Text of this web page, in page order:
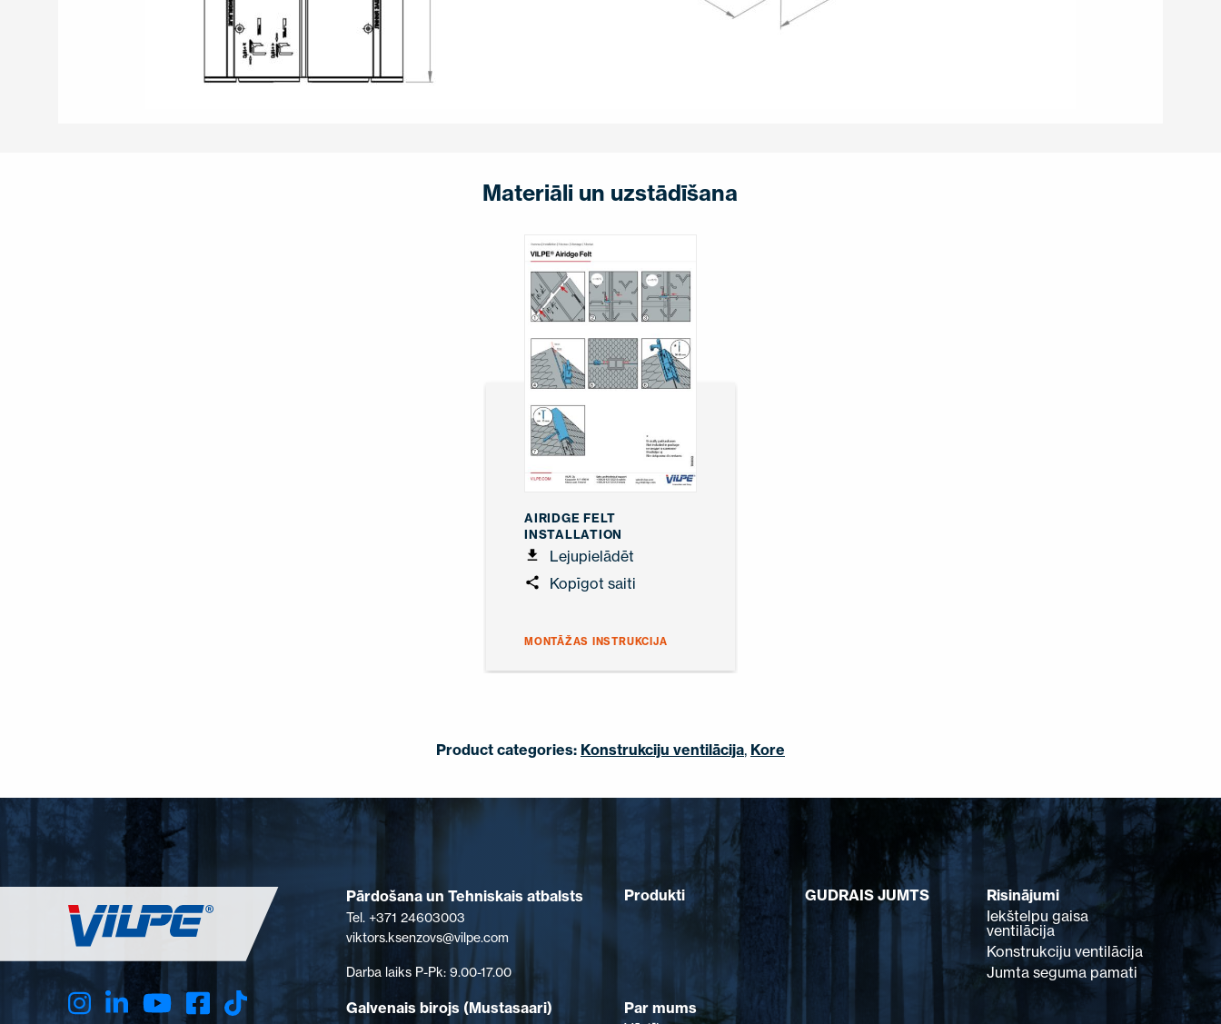
Materiāli un uzstādīšana
AIRIDGE FELT
INSTALLATION
Lejupielādēt
Kopīgot saiti
MONTĀŽAS INSTRUKCIJA
Product categories: Konstrukciju ventilācija, Kore
Pārdošana un Tehniskais atbalsts
Tel. +371 24603003
viktors.ksenzovs@vilpe.com
Darba laiks P-Pk: 9.00-17.00
Galvenais birojs (Mustasaari)
Produkti GUDRAIS JUMTS
Risinājumi
Iekštelpu gaisa
ventilācija
Konstrukciju ventilācija
Jumta seguma pamati
Par mums